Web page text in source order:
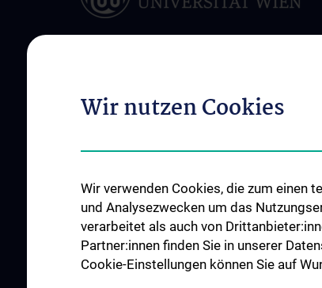
ÜBER UNS
Unsere Geschichte
News
Events
Publikationen
UNSERE
Simulation
Wir nutzen Cookies
Wir verwenden Cookies, die zum einen
und Analysezwecken um das
verarbeitet als auch von
Partner:innen finden Sie in unserer
Cookie-Einstellungen können Sie auf